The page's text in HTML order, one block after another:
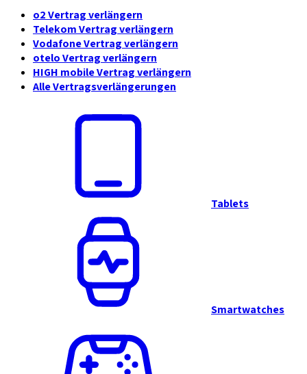
o2 Vertrag verlängern
Telekom Vertrag verlängern
Vodafone Vertrag verlängern
otelo Vertrag verlängern
HIGH mobile Vertrag verlängern
Alle Vertragsverlängerungen
Tablets
Smartwatches